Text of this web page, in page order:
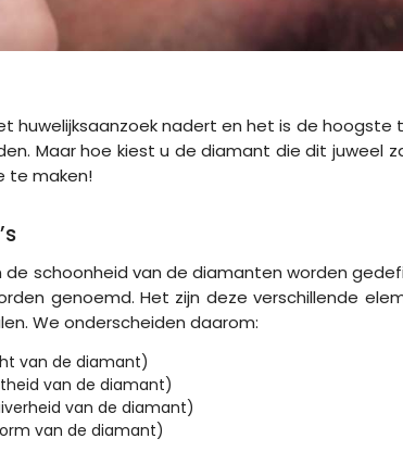
huwelijksaanzoek nadert en het is de
Maar hoe kiest u de diamant die dit juweel
te maken!
de schoonheid van de diamanten worden
genoemd. Het zijn deze verschillende
We onderscheiden daarom:
van de diamant)
van de diamant)
van de diamant)
van de diamant)